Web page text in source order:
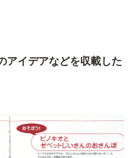
アイデアなどを収載した